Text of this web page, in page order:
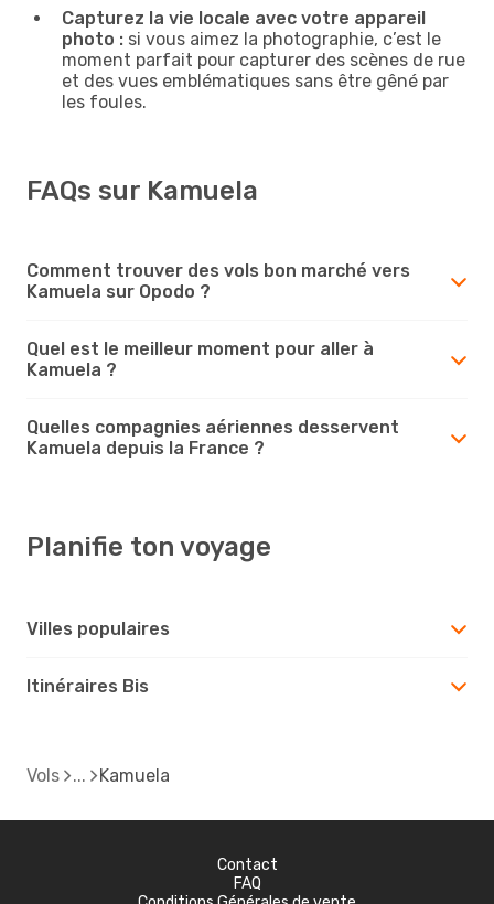
Capturez la vie locale avec votre appareil
photo : si vous aimez la photographie, c’est le
moment parfait pour capturer des scènes de rue
et des vues emblématiques sans être gêné par
les foules.
FAQs sur Kamuela
Comment trouver des vols bon marché vers
Kamuela sur Opodo ?
Quel est le meilleur moment pour aller à
Kamuela ?
Quelles compagnies aériennes desservent
Kamuela depuis la France ?
Planifie ton voyage
Villes populaires
Itinéraires Bis
Vols Kamuela
Contact
FAQ